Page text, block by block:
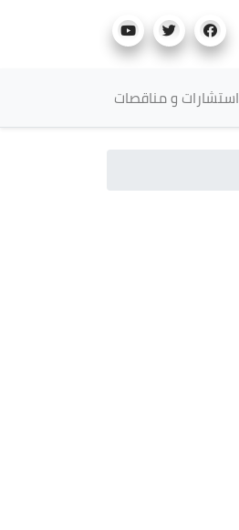
استشارات و مناقصات